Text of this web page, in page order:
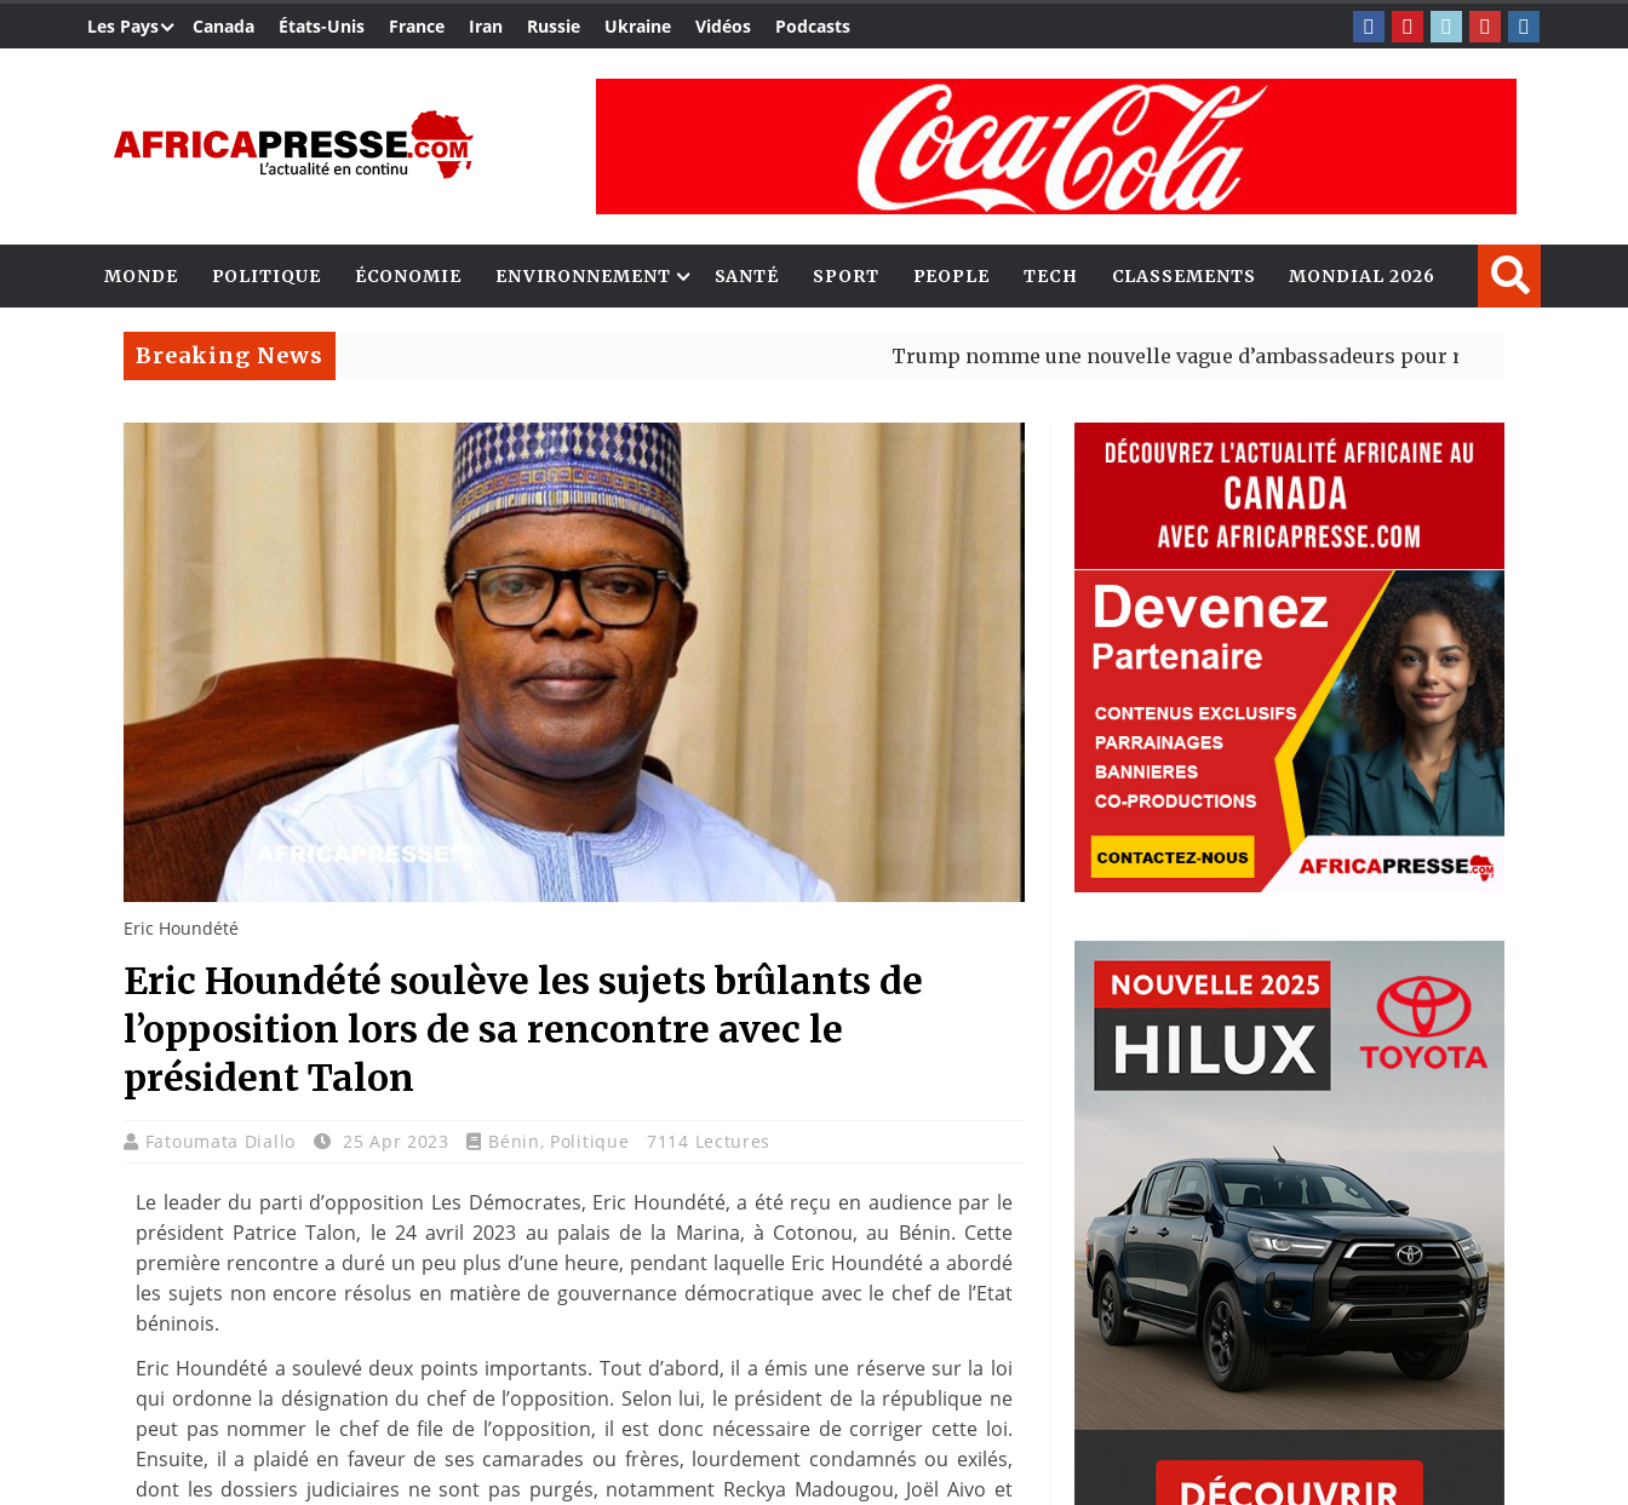
Les Pays Canada États-Unis France Iran Russie Ukraine Vidéos Podcasts
MONDE POLITIQUE ÉCONOMIE ENVIRONNEMENT SANTÉ SPORT PEOPLE TECH CLASSEMENTS MONDIAL 2026
Breaking News Trump nomme une nouvelle vague d’ambassadeurs pour renforcer la présence
Eric Houndété
Eric Houndété soulève les sujets brûlants de
l’opposition lors de sa rencontre avec le
président Talon
Fatoumata Diallo 25 Apr 2023 Bénin, Politique 7114 Lectures
Le leader du parti d’opposition Les Démocrates, Eric Houndété, a été reçu en audience par le
président Patrice Talon, le 24 avril 2023 au palais de la Marina, à Cotonou, au Bénin. Cette
première rencontre a duré un peu plus d’une heure, pendant laquelle Eric Houndété a abordé
les sujets non encore résolus en matière de gouvernance démocratique avec le chef de l’Etat
béninois.
Eric Houndété a soulevé deux points importants. Tout d’abord, il a émis une réserve sur la loi
qui ordonne la désignation du chef de l’opposition. Selon lui, le président de la république ne
peut pas nommer le chef de file de l’opposition, il est donc nécessaire de corriger cette loi.
Ensuite, il a plaidé en faveur de ses camarades ou frères, lourdement condamnés ou exilés,
dont les dossiers judiciaires ne sont pas purgés, notamment Reckya Madougou, Joël Aivo et